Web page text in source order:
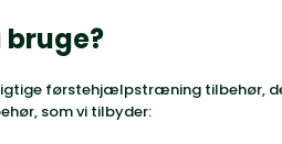
førstehjælpstræning tilbehør,
som vi tilbyder: